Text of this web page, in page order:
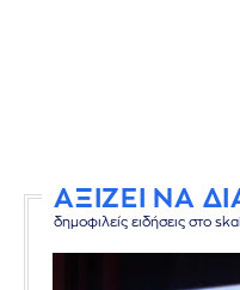
ΑΞΙΖΕΙ ΝΑ
δημοφιλείς ειδήσεις στο